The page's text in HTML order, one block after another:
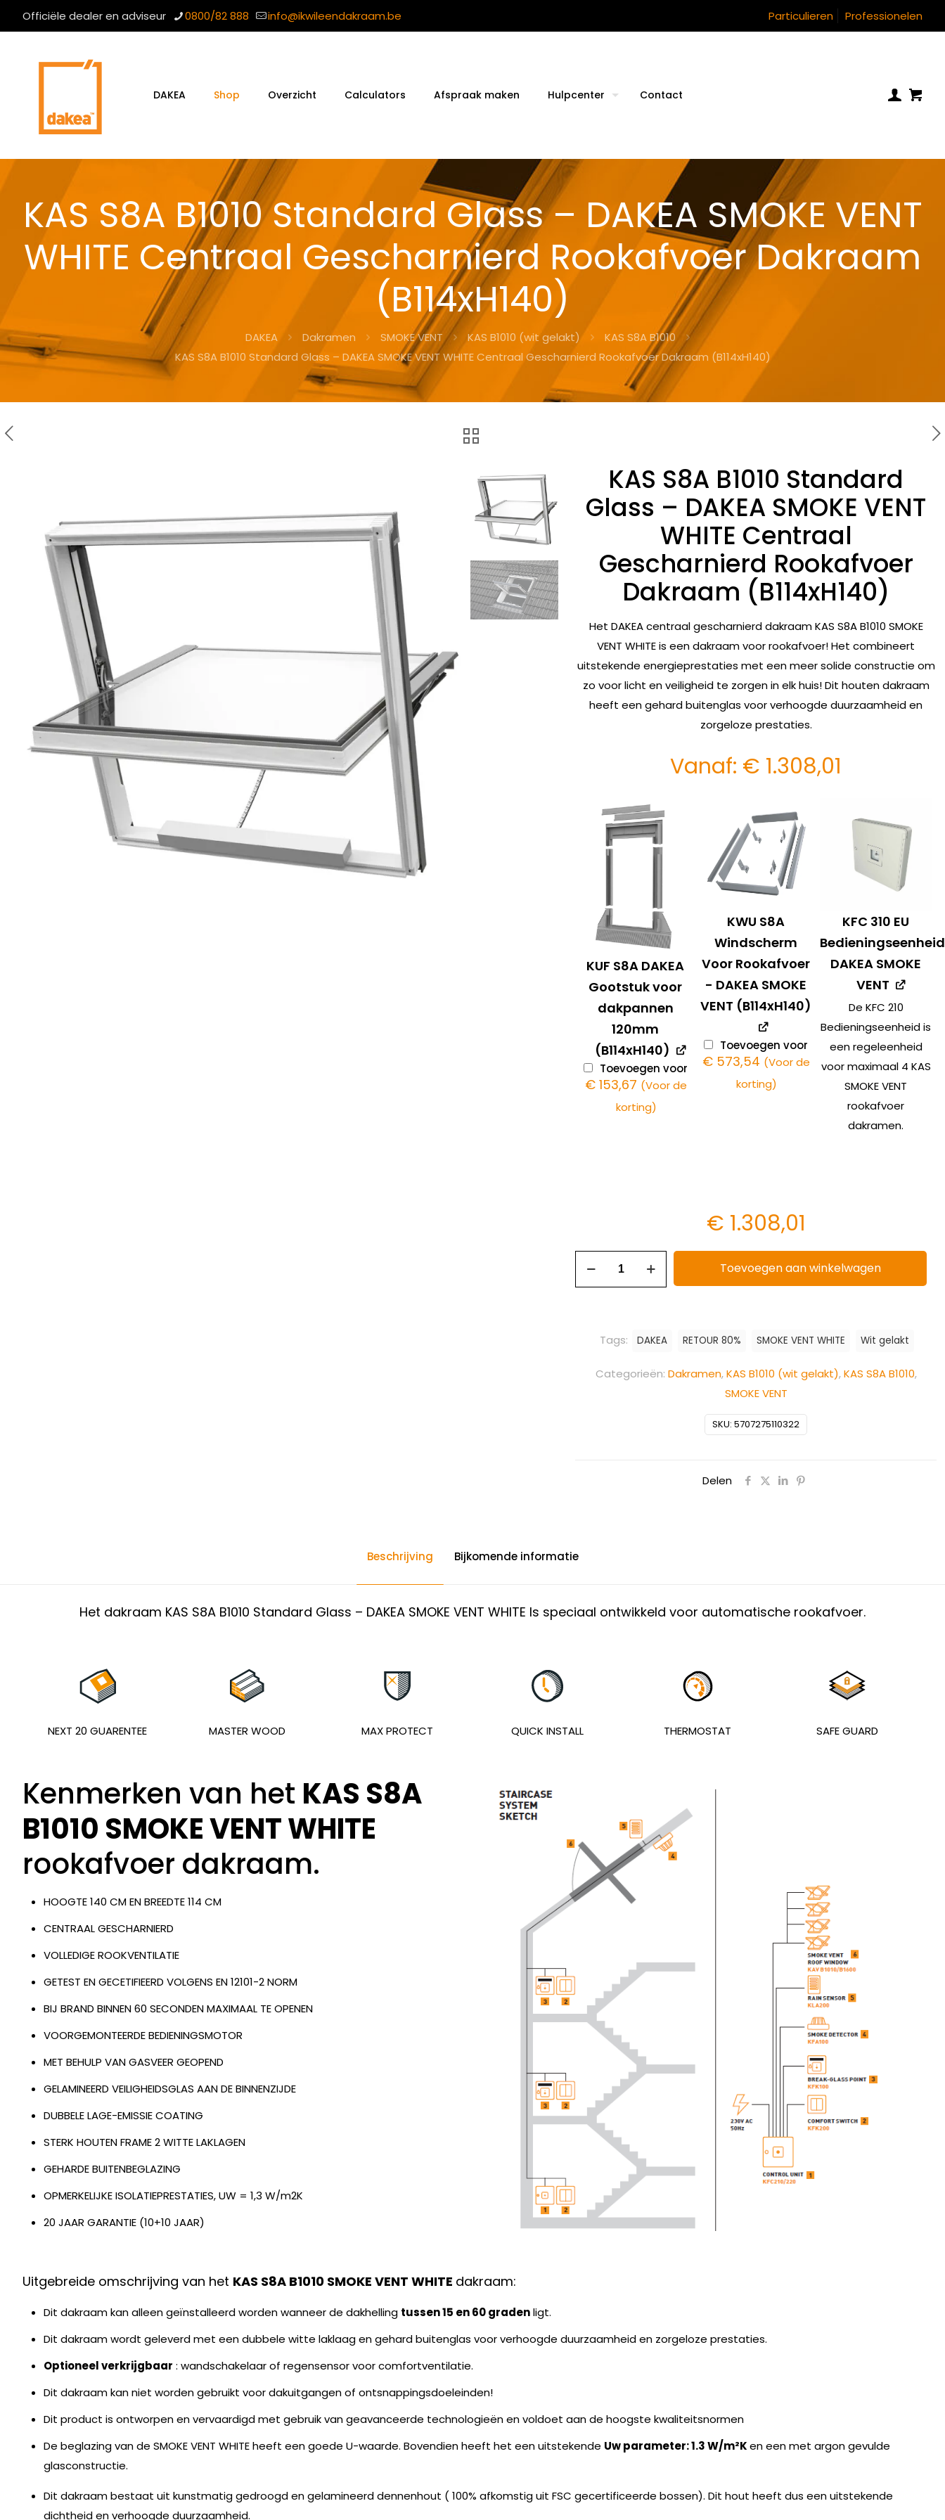
Officiële dealer en adviseur 0800/82 888 info@ikwileendakraam.be Particulieren Professionelen
DAKEA Shop Overzicht Calculators Afspraak maken Hulpcenter Contact
KAS S8A B1010 Standard Glass – DAKEA SMOKE VENT
WHITE Centraal Gescharnierd Rookafvoer Dakraam
(B114xH140)
DAKEA Dakramen SMOKE VENT KAS B1010 (wit gelakt)
KAS S8A B1010
KAS S8A B1010 Standard Glass – DAKEA SMOKE VENT WHITE Centraal Gescharnierd Rookafvoer Dakraam (B114xH140)
KAS S8A B1010 Standard
Glass – DAKEA SMOKE VENT
WHITE Centraal
Gescharnierd Rookafvoer
Dakraam (B114xH140)
Het DAKEA centraal gescharnierd dakraam KAS S8A B1010 SMOKE
VENT WHITE is een dakraam voor rookafvoer! Het combineert
uitstekende energieprestaties met een meer solide constructie om
zo voor licht en veiligheid te zorgen in elk huis! Dit houten dakraam
heeft een gehard buitenglas voor verhoogde duurzaamheid en
zorgeloze prestaties.
Vanaf: € 1.308,01
KUF S8A DAKEA
Gootstuk voor
dakpannen
120mm
(B114xH140)
Toevoegen voor
€ 153,67 (Voor de
korting)
KWU S8A
Windscherm
Voor Rookafvoer
- DAKEA SMOKE
VENT (B114xH140)
Toevoegen voor
€ 573,54 (Voor de
korting)
KFC 310 EU
Bedieningseenheid
DAKEA SMOKE
VENT
De KFC 210
Bedieningseenheid is
een regeleenheid
voor maximaal 4 KAS
SMOKE VENT
rookafvoer
dakramen.
€ 1.308,01
Toevoegen aan winkelwagen
SKU:5707275110322
Categorieën: Dakramen,KAS B1010 (wit gelakt),KAS S8A B1010,
SMOKE VENT
Tags: DAKEA RETOUR 80% SMOKE VENT WHITE Wit gelakt
Delen
Beschrijving Bijkomende informatie
Het dakraam KAS S8A B1010 Standard Glass – DAKEA SMOKE VENT WHITE Is speciaal ontwikkeld voor automatische rookafvoer.
NEXT 20 GUARENTEE MASTER WOOD MAX PROTECT QUICK INSTALL THERMOSTAT SAFE GUARD
Kenmerken van het KAS S8A
B1010 SMOKE VENT WHITE
rookafvoer dakraam.
HOOGTE 140 CM EN BREEDTE 114 CM
CENTRAAL GESCHARNIERD
VOLLEDIGE ROOKVENTILATIE
GETEST EN GECETIFIEERD VOLGENS EN 12101-2 NORM
BIJ BRAND BINNEN 60 SECONDEN MAXIMAAL TE OPENEN
VOORGEMONTEERDE BEDIENINGSMOTOR
MET BEHULP VAN GASVEER GEOPEND
GELAMINEERD VEILIGHEIDSGLAS AAN DE BINNENZIJDE
DUBBELE LAGE-EMISSIE COATING
STERK HOUTEN FRAME 2 WITTE LAKLAGEN
GEHARDE BUITENBEGLAZING
OPMERKELIJKE ISOLATIEPRESTATIES, UW = 1,3 W/m2K
20 JAAR GARANTIE (10+10 JAAR)
Uitgebreide omschrijving van het KAS S8A B1010 SMOKE VENT WHITE dakraam:
Dit dakraam kan alleen geïnstalleerd worden wanneer de dakhelling tussen 15 en 60 gradenligt.
Dit dakraam wordt geleverd met een dubbele witte laklaag en gehard buitenglas voor verhoogde duurzaamheid en zorgeloze prestaties.
Optioneel verkrijgbaar : wandschakelaar of regensensor voor comfortventilatie.
Dit dakraam kan niet worden gebruikt voor dakuitgangen of ontsnappingsdoeleinden!
Dit product is ontworpen en vervaardigd met gebruik van geavanceerde technologieën en voldoet aan de hoogste kwaliteitsnormen
De beglazing van de SMOKE VENT WHITE heeft een goede U-waarde. Bovendien heeft het een uitstekende Uw parameter: 1.3 W/m²Ken een met argon gevulde
glasconstructie.
Dit dakraam bestaat uit kunstmatig gedroogd en gelamineerd dennenhout ( 100% afkomstig uit FSC gecertificeerde bossen). Dit hout heeft dus een uitstekende
dichtheid en verhoogde duurzaamheid.